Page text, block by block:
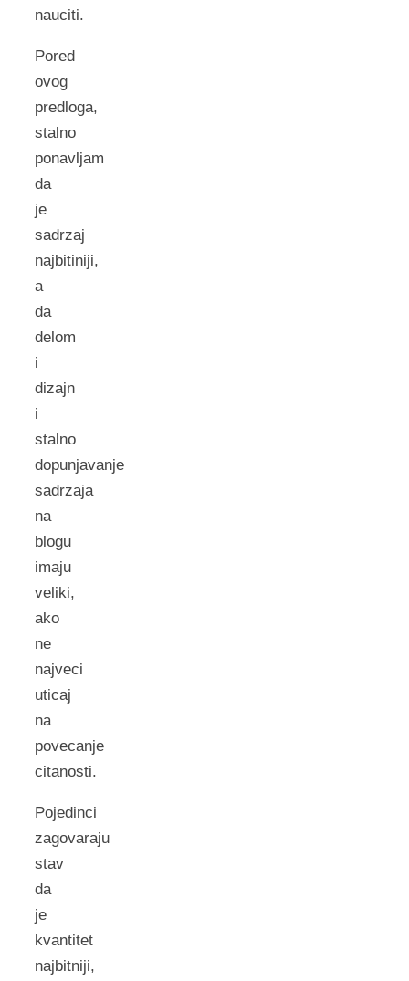
nauciti.
Pored
ovog
predloga,
stalno
ponavljam
da
je
sadrzaj
najbitiniji,
a
da
delom
i
dizajn
i
stalno
dopunjavanje
sadrzaja
na
blogu
imaju
veliki,
ako
ne
najveci
uticaj
na
povecanje
citanosti.
Pojedinci
zagovaraju
stav
da
je
kvantitet
najbitniji,